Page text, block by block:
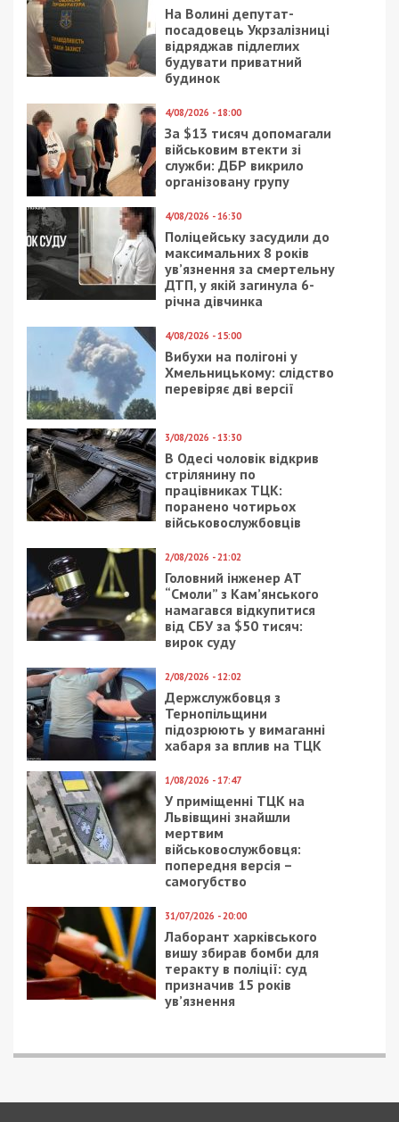
На Волині депутат-
посадовець Укрзалізниці
відряджав підлеглих
будувати приватний
будинок
4/08/2026 - 18:00
За $13 тисяч допомагали
військовим втекти зі
служби: ДБР викрило
організовану групу
4/08/2026 - 16:30
Поліцейську засудили до
максимальних 8 років
ув’язнення за смертельну
ДТП, у якій загинула 6-
річна дівчинка
4/08/2026 - 15:00
Вибухи на полігоні у
Хмельницькому: слідство
перевіряє дві версії
3/08/2026 - 13:30
В Одесі чоловік відкрив
стрілянину по
працівниках ТЦК:
поранено чотирьох
військовослужбовців
2/08/2026 - 21:02
Головний інженер АТ
“Смоли” з Кам’янського
намагався відкупитися
від СБУ за $50 тисяч:
вирок суду
2/08/2026 - 12:02
Держслужбовця з
Тернопільщини
підозрюють у вимаганні
хабаря за вплив на ТЦК
1/08/2026 - 17:47
У приміщенні ТЦК на
Львівщині знайшли
мертвим
військовослужбовця:
попередня версія –
самогубство
31/07/2026 - 20:00
Лаборант харківського
вишу збирав бомби для
теракту в поліції: суд
призначив 15 років
ув’язнення